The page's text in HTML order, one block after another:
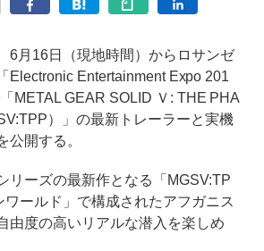
6月16日（現地時間）からロサンゼ
Electronic Entertainment Expo 201
METAL GEAR SOLID Ｖ: THE PHA
）」の最新トレーラーと実機
公開する。
ーズの最新作となる「MGSV:TP
ワールド」で構成されたアフガニス
由度の高いリアルな潜入を楽しめ